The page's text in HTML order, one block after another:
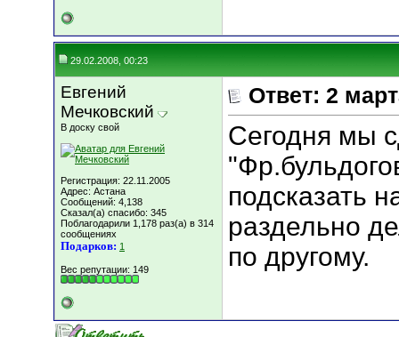
29.02.2008, 00:23
Евгений
Мечковский
В доску свой
Регистрация: 22.11.2005
Адрес: Астана
Сообщений: 4,138
Сказал(а) спасибо: 345
Поблагодарили 1,178 раз(а) в 314
сообщениях
Подарков: 1
Вес репутации: 149
Ответ: 2
Сегодня мы
подсказать
раздельно
по другому.